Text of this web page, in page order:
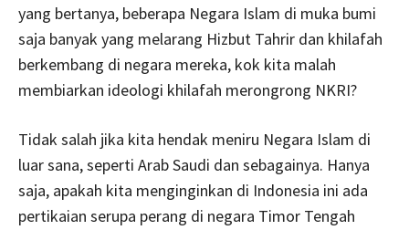
yang bertanya, beberapa Negara Islam di muka bumi
saja banyak yang melarang Hizbut Tahrir dan khilafah
berkembang di negara mereka, kok kita malah
membiarkan ideologi khilafah merongrong NKRI?
Tidak salah jika kita hendak meniru Negara Islam di
luar sana, seperti Arab Saudi dan sebagainya. Hanya
saja, apakah kita menginginkan di Indonesia ini ada
pertikaian serupa perang di negara Timor Tengah